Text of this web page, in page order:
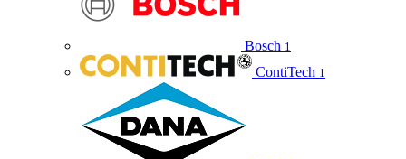
Bosch 1
ContiTech 1